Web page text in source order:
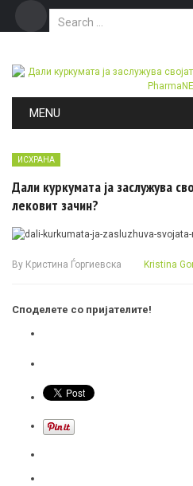
Search for:
MENU
ИСХРАНА
Дали куркумата ја заслужува
лековит зачин?
By Кристина Ѓоргиевска Kristina
Споделете со пријателите!